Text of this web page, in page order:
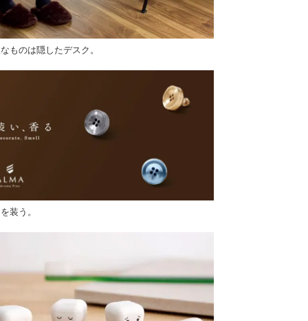
ものは隠したデスク。
装う。